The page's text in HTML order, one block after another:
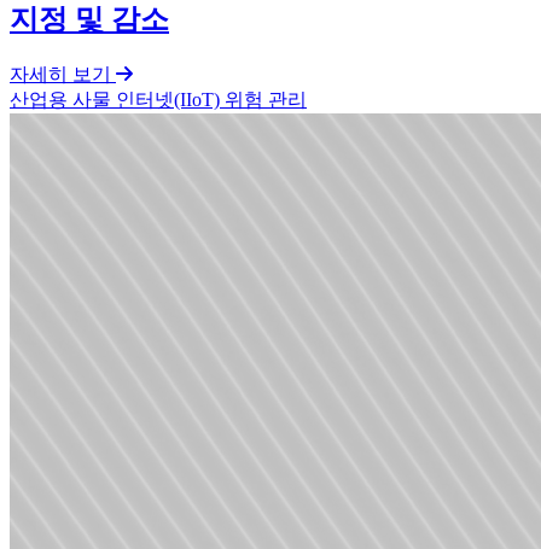
지정 및 감소
자세히 보기
산업용 사물 인터넷(IIoT) 위험 관리